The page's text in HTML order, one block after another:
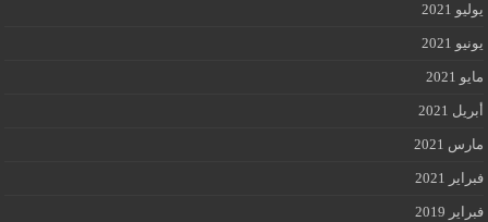
يوليو 2021
يونيو 2021
مايو 2021
أبريل 2021
مارس 2021
فبراير 2021
فبراير 2019